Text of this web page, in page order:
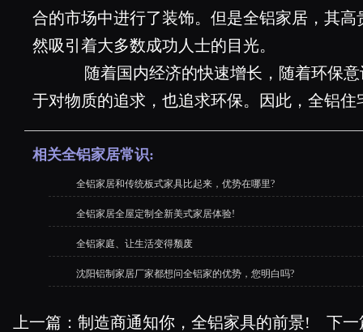
合的市场中进行了装饰。但是全铝家居，其
然吸引着大多数成功人士的目光。
随着国内经济的快速增长，随着环保意
于对物质的追求，也追求环保。因此，全铝住
相关全铝家居常识:
全铝家居和传统板式家具比起来，优势在哪里?
全铝家居全屋定制全新美式家居体验!
全铝家庭、让生活变得颓废
沈阳铝制家居厂家都想问全铝家的优势，您明白吗?
上一篇：制造商通知你，全铝家具的前景!
下一